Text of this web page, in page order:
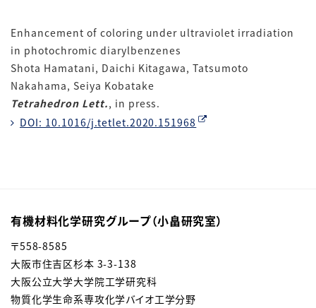
Enhancement of coloring under ultraviolet irradiation
in photochromic diarylbenzenes
Shota Hamatani, Daichi Kitagawa, Tatsumoto
Nakahama, Seiya Kobatake
Tetrahedron Lett., in press.
DOI: 10.1016/j.tetlet.2020.151968
有機材料化学研究グループ（小畠研究室）
〒558-8585
大阪市住吉区杉本 3-3-138
大阪公立大学大学院工学研究科
物質化学生命系専攻化学バイオ工学分野